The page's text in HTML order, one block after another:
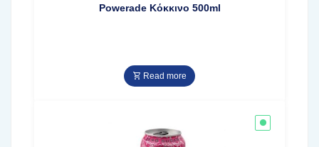
Powerade Κόκκινο 500ml
Read more